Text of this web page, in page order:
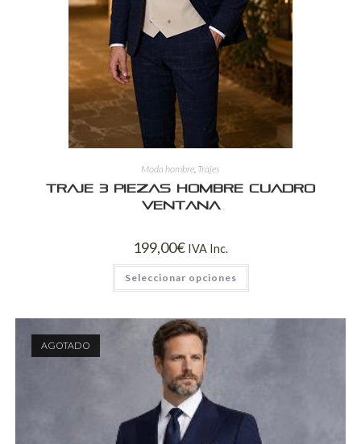
Moda hombre, Trajes
Traje 3 Piezas Hombre Cuadro
Ventana
199,00€ IVA Inc.
Seleccionar opciones
AGOTADO